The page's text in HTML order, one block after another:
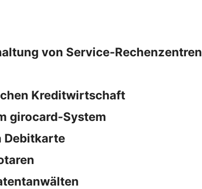
von Service-Rechenzentren
Kreditwirtschaft
girocard-System
Debitkarte